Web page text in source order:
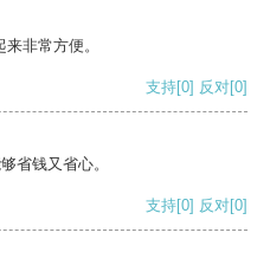
非常方便。
支持[0] 反对[0]
省钱又省心。
支持[0] 反对[0]